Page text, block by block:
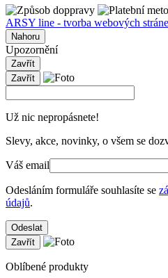
ARSY line - tvorba webových
Nahoru
Upozornění
Zavřít
Zavřít
Už nic nepropásnete!
Slevy, akce, novinky, o všem se
Váš email
Odesláním formuláře souhlasíte se
údajů.
Odeslat
Zavřít
Oblíbené produkty